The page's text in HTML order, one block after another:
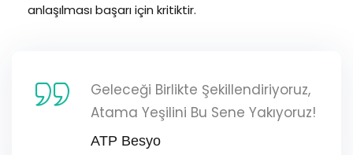
anlaşılması başarı için kritiktir.
Geleceği Birlikte Şekillendiriyoruz,
Atama Yeşilini Bu Sene Yakıyoruz!
ATP Besyo